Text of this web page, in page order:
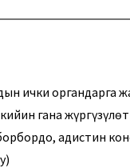
ички
гана жүргүзүлөт
адистин